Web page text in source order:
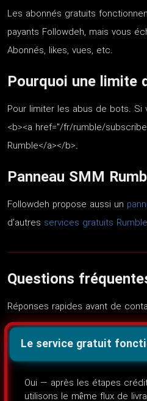
Les abonnés gratuits
payants Followdeh, mais vous
Abonnés, likes, vues, etc.
Pourquoi une limite
Pour limiter les abus de bots. Si
<b><a href="/fr/rumble/
Rumble</a></b>.
Panneau SMM
Followdeh propose aussi un
d’autres services gratuits Rumble
Questions
Réponses rapides avant de
Le service gratuit
Oui — après les étapes
utilisons le même flux de